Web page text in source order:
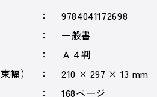
9784041172698
一般書
Ａ４判
幅）
210 × 297 × 13 mm
168ページ